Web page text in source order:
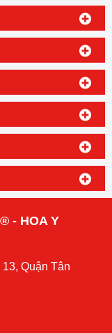
- HOA Y
Quận Tân